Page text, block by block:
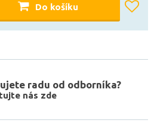
Do košíku
radu od odborníka?
nás zde